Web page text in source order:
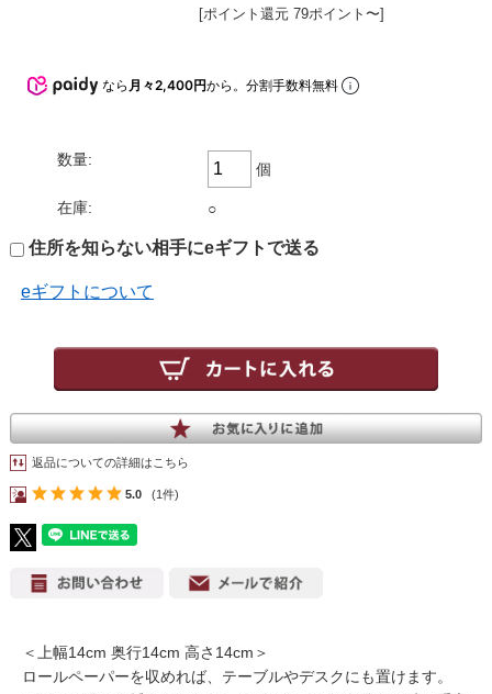
[ポイント還元 79ポイント〜]
なら 月々2,400円から。分割手数料無料
数量:
個
在庫: ○
住所を知らない相手にeギフトで送る
eギフトについて
返品についての詳細はこちら
5.0 (1件)
＜上幅14cm 奥行14cm 高さ14cm＞
ロールペーパーを収めれば、テーブルやデスクにも置けます。